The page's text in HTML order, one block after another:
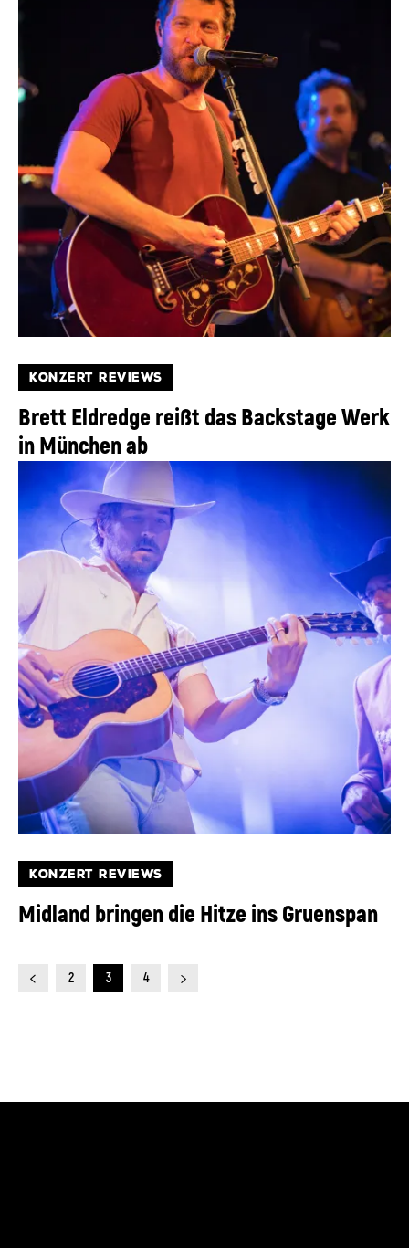
KONZERT REVIEWS
Brett Eldredge reißt das Backstage Werk
in München ab
KONZERT REVIEWS
Midland bringen die Hitze ins Gruenspan
2 3 4